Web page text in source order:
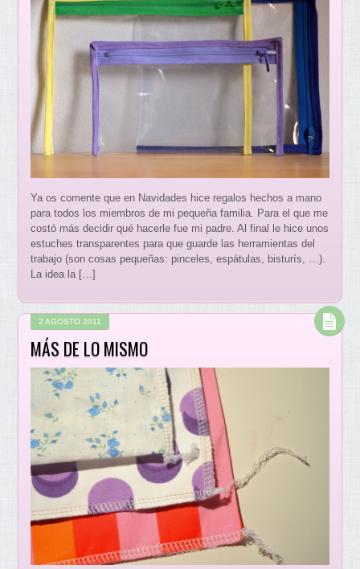
Ya os comente que en Navidades hice regalos hechos a mano
para todos los miembros de mi pequeña familia. Para el que me
costó más decidir qué hacerle fue mi padre. Al final le hice unos
estuches transparentes para que guarde las herramientas del
trabajo (son cosas pequeñas: pinceles, espátulas, bisturís, …).
La idea la […]
2 AGOSTO 2011
MÁS DE LO MISMO